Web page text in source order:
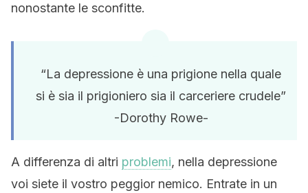
nonostante le sconfitte.
“La depressione è una prigione nella quale
si è sia il prigioniero sia il carceriere crudele”
-Dorothy Rowe-
A differenza di altri problemi, nella depressione
voi siete il vostro peggior nemico. Entrate in un